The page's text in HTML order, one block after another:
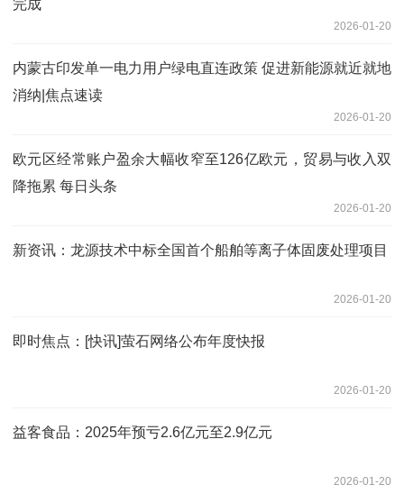
完成
2026-01-20
内蒙古印发单一电力用户绿电直连政策 促进新能源就近就地
消纳|焦点速读
2026-01-20
欧元区经常账户盈余大幅收窄至126亿欧元，贸易与收入双
降拖累 每日头条
2026-01-20
新资讯：龙源技术中标全国首个船舶等离子体固废处理项目
2026-01-20
即时焦点：[快讯]萤石网络公布年度快报
2026-01-20
益客食品：2025年预亏2.6亿元至2.9亿元
2026-01-20